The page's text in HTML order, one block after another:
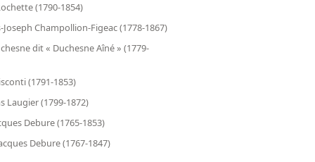
(1790-1854)
Joseph Champollion-Figeac (1778-1867)
dit « Duchesne Aîné » (1779-
(1791-1853)
Laugier (1799-1872)
Debure (1765-1853)
Debure (1767-1847)